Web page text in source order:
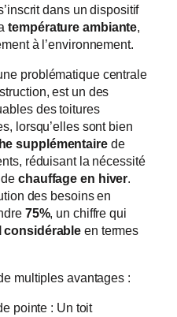
dans un dispositif
température ambiante,
à l’environnement.
problématique centrale
est un des
des toitures
lorsqu’elles sont bien
supplémentairede
réduisant la nécessité
chauffage en hiver.
des besoins en
75%, un chiffre qui
considérable en termes
multiples avantages :
pointe : Un toit